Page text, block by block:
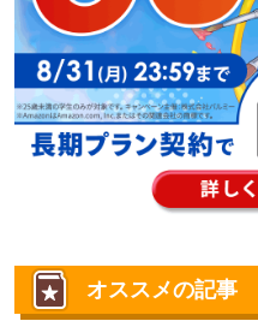
オススメの記事